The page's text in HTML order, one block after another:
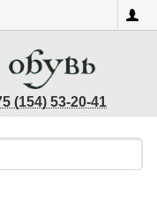
(154) 53-20-41